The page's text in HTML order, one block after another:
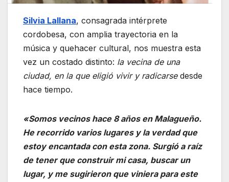
Silvia Lallana, consagrada intérprete
cordobesa, con amplia trayectoria en la
música y quehacer cultural, nos muestra esta
vez un costado distinto: la vecina de una
ciudad, en la que eligió vivir y radicarsedesde
hace tiempo.
«Somos vecinos hace 8 años en Malagueño.
He recorrido varios lugares y la verdad que
estoy encantada con esta zona. Surgió a raíz
de tener que construir mi casa, buscar un
lugar, y me sugirieron que viniera para este